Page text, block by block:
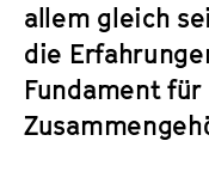
allem gleich
die
Fundament für